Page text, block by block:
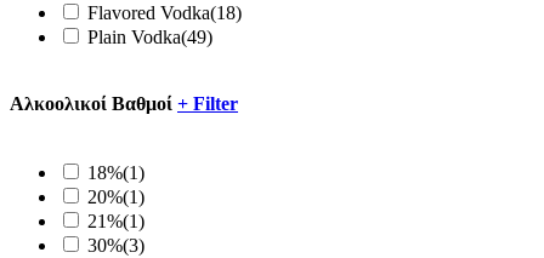
Flavored Vodka(18)
Plain Vodka(49)
Αλκοολικοί Βαθμοί + Filter
18%(1)
20%(1)
21%(1)
30%(3)